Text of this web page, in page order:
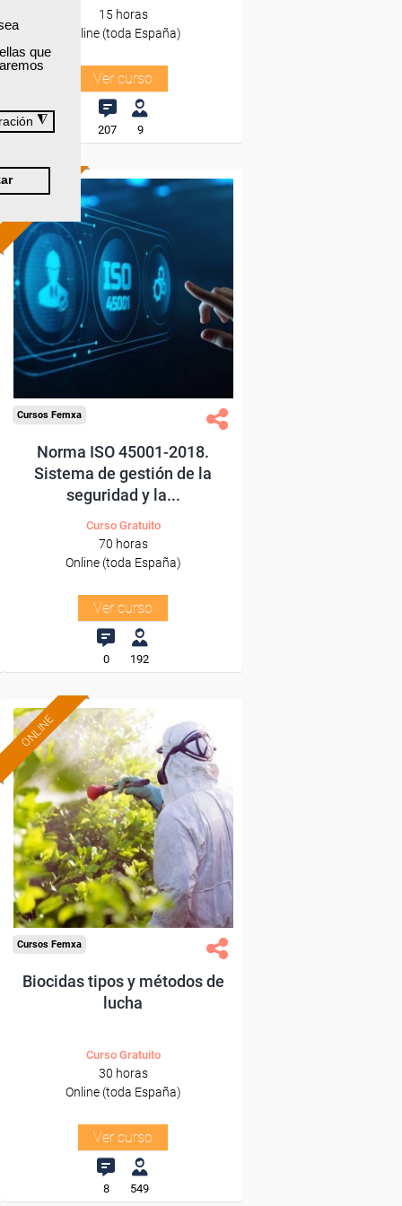
que
◮
15 horas
Online (toda España)
Ver curso
207 9
ONLINE
Formación 100%
subvencionada.
Para desempleados,
trabajadores y autónomos.
Sector
-Industria Química.
Cursos Femxa
Norma ISO 45001-2018.
Sistema de gestión de la
seguridad y la...
Curso Gratuito
70 horas
Online (toda España)
Ver curso
0 192
ONLINE
Formación 100%
subvencionada.
Para desempleados,
trabajadores y autónomos.
Sector
-Mediambiente.
Cursos Femxa
Biocidas tipos y métodos de
lucha
Curso Gratuito
30 horas
Online (toda España)
Ver curso
8 549